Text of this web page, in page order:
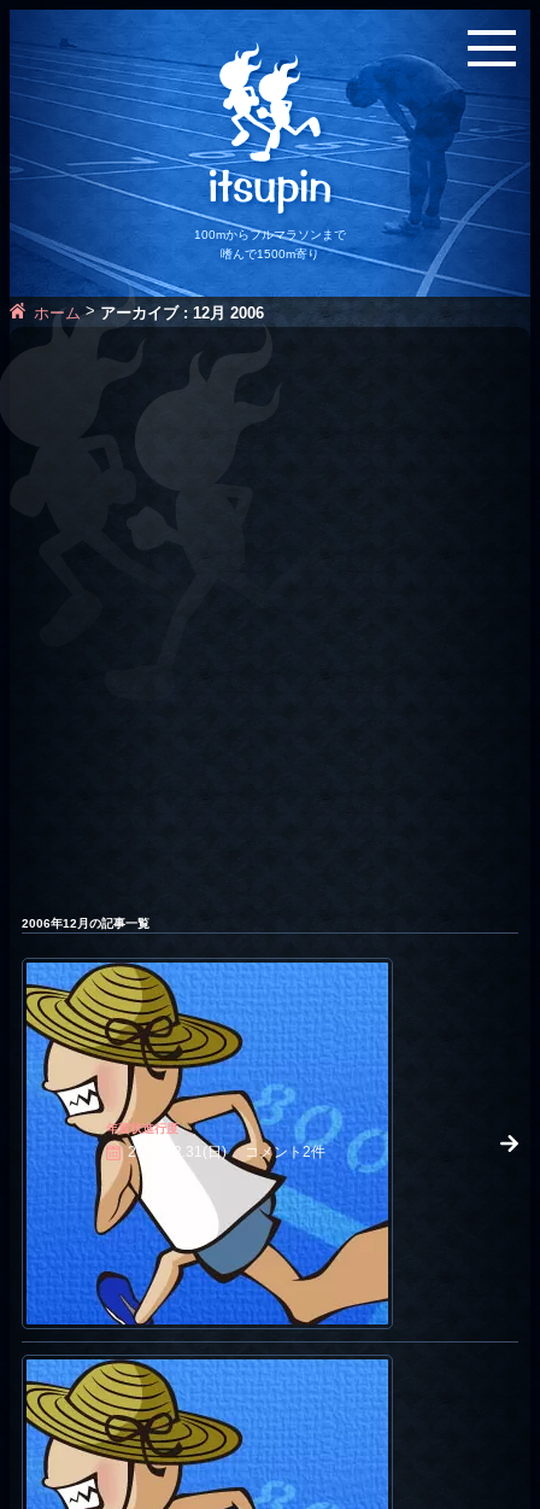
100mからフルマラソンまで
嗜んで1500m寄り
ホーム>アーカイブ : 12月 2006
2006年12月の記事一覧
年賀状進行度
2006.12.31(日) コメント2件